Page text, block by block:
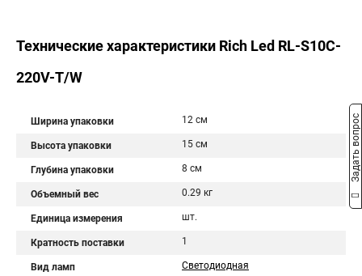
Технические характеристики Rich Led RL-S10C-
220V-T/W
Ширина упаковки 12 см
Высота упаковки 15 см
Глубина упаковки 8 см
Объемный вес 0.29 кг
Единица измерения шт.
Кратность поставки 1
Вид ламп Светодиодная
Задать вопрос